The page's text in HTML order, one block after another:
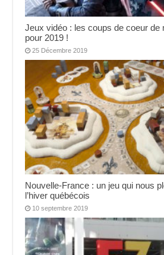
Jeux vidéo : les coups de coeur de
pour 2019 !
25 Décembre 2019
Nouvelle-France : un jeu qui nous
l’hiver québécois
10 septembre 2019